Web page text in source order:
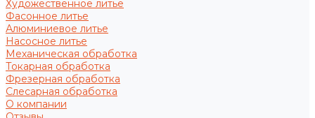
Художественное литье
Фасонное литье
Алюминиевое литье
Насосное литье
Механическая обработка
Токарная обработка
Фрезерная обработка
Слесарная обработка
О компании